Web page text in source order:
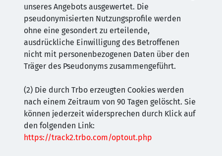
unseres Angebots ausgewertet. Die
pseudonymisierten Nutzungsprofile werden
ohne eine gesondert zu erteilende,
ausdrückliche Einwilligung des Betroffenen
nicht mit personenbezogenen Daten über den
Träger des Pseudonyms zusammengeführt.
(2) Die durch Trbo erzeugten Cookies werden
nach einem Zeitraum von 90 Tagen gelöscht. Sie
können jederzeit widersprechen durch Klick auf
den folgenden Link:
https://track2.trbo.com/optout.php